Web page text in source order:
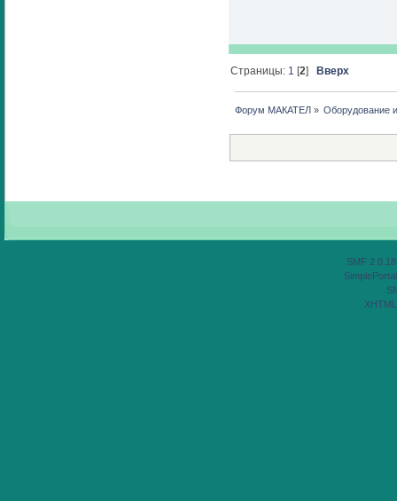
Страницы: 1 [2] Вверх
Форум МАКАТЕЛ» Оборудование
SMF 2.0.18
XHTML